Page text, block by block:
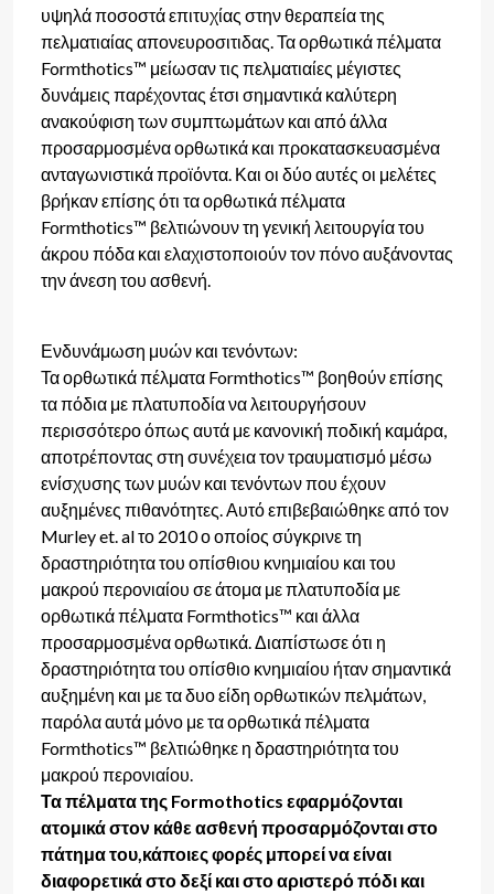
υψηλά ποσοστά επιτυχίας στην θεραπεία της
πελματιαίας απονευροσιτιδας. Τα ορθωτικά πέλματα
Formthotics™ μείωσαν τις πελματιαίες μέγιστες
δυνάμεις παρέχοντας έτσι σημαντικά καλύτερη
ανακούφιση των συμπτωμάτων και από άλλα
προσαρμοσμένα ορθωτικά και προκατασκευασμένα
ανταγωνιστικά προϊόντα. Και οι δύο αυτές οι μελέτες
βρήκαν επίσης ότι τα ορθωτικά πέλματα
Formthotics™ βελτιώνουν τη γενική λειτουργία του
άκρου πόδα και ελαχιστοποιούν τον πόνο αυξάνοντας
την άνεση του ασθενή.
Ενδυνάμωση μυών και τενόντων:
Τα ορθωτικά πέλματα Formthotics™ βοηθούν επίσης
τα πόδια με πλατυποδία να λειτουργήσουν
περισσότερο όπως αυτά με κανονική ποδική καμάρα,
αποτρέποντας στη συνέχεια τον τραυματισμό μέσω
ενίσχυσης των μυών και τενόντων που έχουν
αυξημένες πιθανότητες. Αυτό επιβεβαιώθηκε από τον
Murley et. al το 2010 ο οποίος σύγκρινε τη
δραστηριότητα του οπίσθιου κνημιαίου και του
μακρού περονιαίου σε άτομα με πλατυποδία με
ορθωτικά πέλματα Formthotics™ και άλλα
προσαρμοσμένα ορθωτικά. Διαπίστωσε ότι η
δραστηριότητα του οπίσθιο κνημιαίου ήταν σημαντικά
αυξημένη και με τα δυο είδη ορθωτικών πελμάτων,
παρόλα αυτά μόνο με τα ορθωτικά πέλματα
Formthotics™ βελτιώθηκε η δραστηριότητα του
μακρού περονιαίου.
Τα πέλματα της Formothotics εφαρμόζονται
ατομικά στον κάθε ασθενή προσαρμόζονται στο
πάτημα του,κάποιες φορές μπορεί να είναι
διαφορετικά στο δεξί και στο αριστερό πόδι και